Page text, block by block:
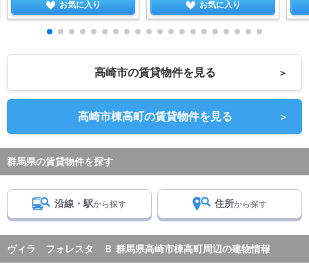
お気に入り お気に入り
高崎市の賃貸物件を見る ＞
高崎市棟高町の賃貸物件を見る ＞
群馬県の賃貸物件を探す
沿線・駅から探す 住所から探す
ヴィラ フォレスタ Ｂ 群馬県高崎市棟高町周辺の建物情報